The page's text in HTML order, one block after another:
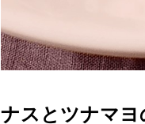
ナスとツナマ